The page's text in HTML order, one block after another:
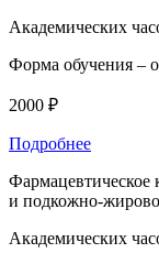
Академических
Форма обучения –
2000 ₽
Подробнее
Фармацевтическое
и подкожно-
Академических